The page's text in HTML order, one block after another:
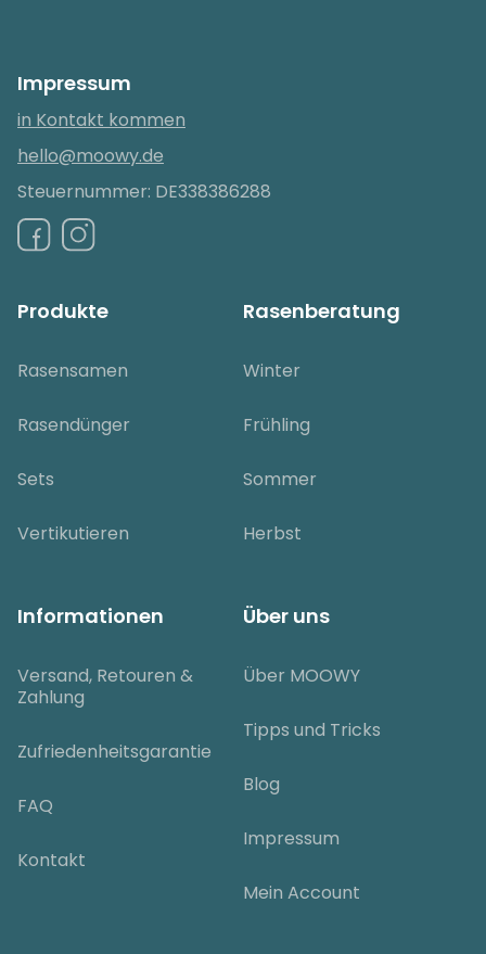
Impressum
in Kontakt kommen
hello@moowy.de
Steuernummer: DE338386288
Produkte
Rasensamen
Rasendünger
Sets
Vertikutieren
Rasenberatung
Winter
Frühling
Sommer
Herbst
Informationen
Versand, Retouren &
Zahlung
Zufriedenheitsgarantie
FAQ
Kontakt
Über uns
Über MOOWY
Tipps und Tricks
Blog
Impressum
Mein Account